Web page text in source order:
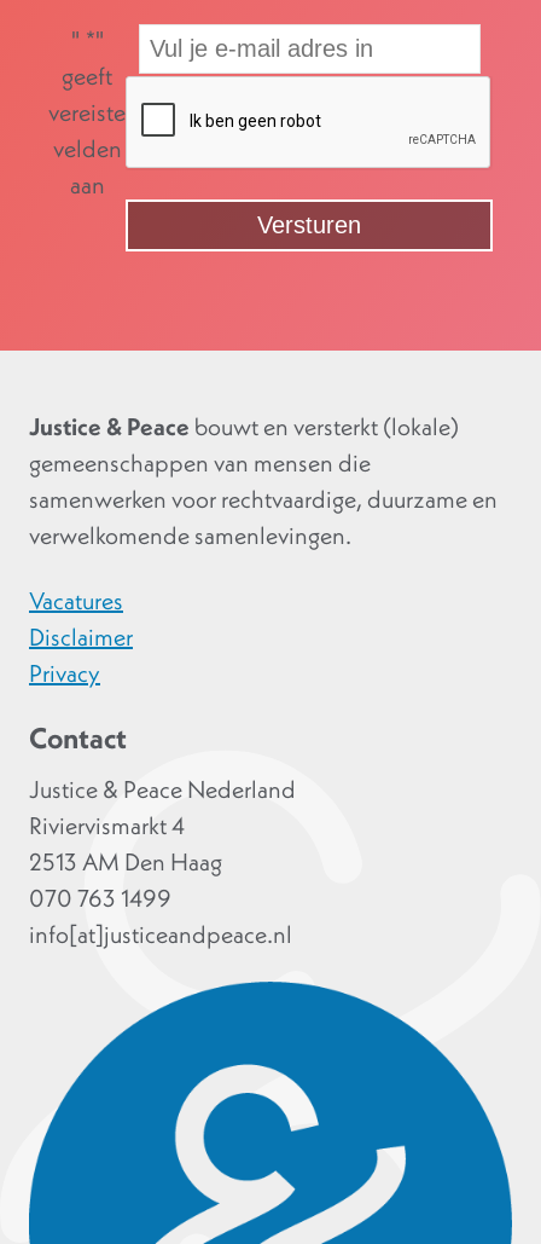
" *"
geeft
vereiste
velden
aan
Justice & Peace bouwt en versterkt (lokale)
gemeenschappen van mensen die
samenwerken voor rechtvaardige, duurzame en
verwelkomende samenlevingen.
Vacatures
Disclaimer
Privacy
Contact
Justice & Peace Nederland
Riviervismarkt 4
2513 AM Den Haag
070 763 1499
info[at]justiceandpeace.nl